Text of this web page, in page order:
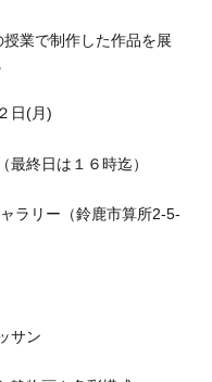
業で制作した作品を展
日(月)
最終日は１６時迄）
リー（鈴鹿市算所2-5-
サン